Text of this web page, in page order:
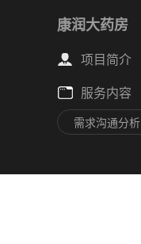
康润大药房
项目简介
服务内容
需求沟通分析